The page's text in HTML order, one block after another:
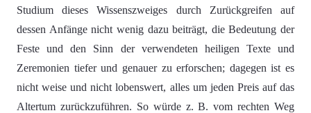
Studium dieses Wissenszweiges durch Zurückgreifen auf
dessen Anfänge nicht wenig dazu beiträgt, die Bedeutung der
Feste und den Sinn der verwendeten heiligen Texte und
Zeremonien tiefer und genauer zu erforschen; dagegen ist es
nicht weise und nicht lobenswert, alles um jeden Preis auf das
Altertum zurückzuführen. So würde z. B. vom rechten Weg